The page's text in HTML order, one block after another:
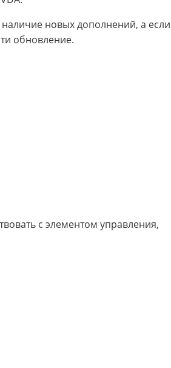
новых дополнений, а если
обновление.
с элементом управления,